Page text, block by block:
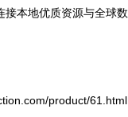
接本地优质资源与全球数
product/61.html